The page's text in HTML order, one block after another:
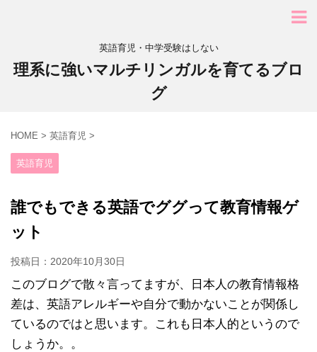
英語育児・中学受験はしない
理系に強いマルチリンガルを育てるブロ
グ
HOME > 英語育児 >
英語育児
誰でもできる英語でググって教育情報ゲ
ット
投稿日： 2020年10月30日
このブログで散々言ってますが、日本人の教育情報格
差は、英語アレルギーや自分で動かないことが関係し
ているのではと思います。これも日本人的というので
しょうか。。